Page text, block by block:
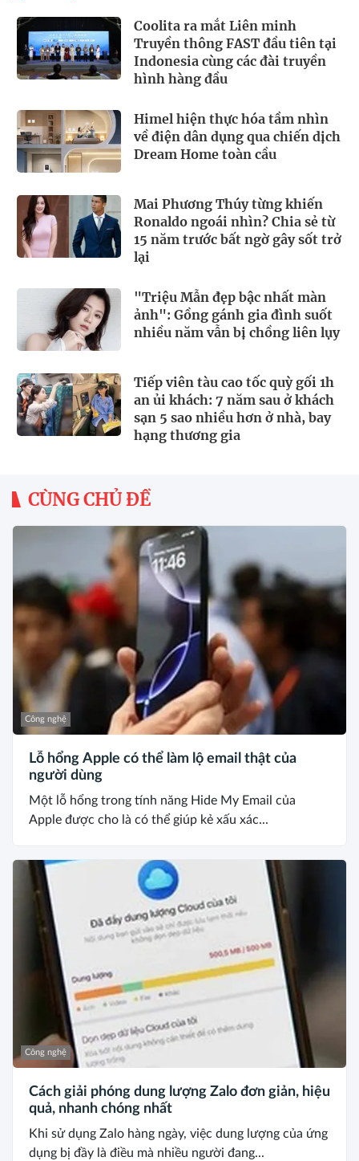
Coolita ra mắt Liên minh
Truyền thông FAST đầu tiên tại
Indonesia cùng các đài truyền
hình hàng đầu
Himel hiện thực hóa tầm nhìn
về điện dân dụng qua chiến dịch
Dream Home toàn cầu
Mai Phương Thúy từng khiến
Ronaldo ngoái nhìn? Chia sẻ từ
15 năm trước bất ngờ gây sốt trở
lại
"Triệu Mẫn đẹp bậc nhất màn
ảnh": Gồng gánh gia đình suốt
nhiều năm vẫn bị chồng liên lụy
Tiếp viên tàu cao tốc quỳ gối 1h
an ủi khách: 7 năm sau ở khách
sạn 5 sao nhiều hơn ở nhà, bay
hạng thương gia
CÙNG CHỦ ĐỀ
Công nghệ
Lỗ hổng Apple có thể làm lộ email thật của
người dùng
Một lỗ hổng trong tính năng Hide My Email của
Apple được cho là có thể giúp kẻ xấu xác...
Công nghệ
Cách giải phóng dung lượng Zalo đơn giản, hiệu
quả, nhanh chóng nhất
Khi sử dụng Zalo hàng ngày, việc dung lượng của ứng
dụng bị đầy là điều mà nhiều người đang...